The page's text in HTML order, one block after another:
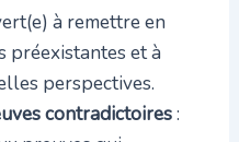
à remettre en
préexistantes et à
perspectives.
contradictoires: